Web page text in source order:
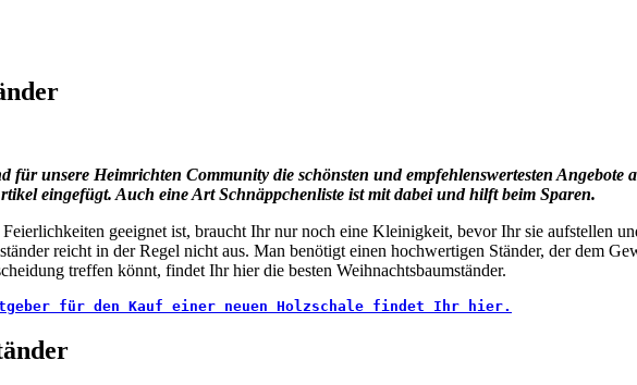
für unsere Heimrichten Community die schönsten und empfehlenswertesten
eingefügt. Auch eine Art Schnäppchenliste ist mit dabei und hilft beim Sparen.
geeignet ist, braucht Ihr nur noch eine Kleinigkeit, bevor Ihr sie aufstellen
reicht in der Regel nicht aus. Man benötigt einen hochwertigen Ständer, der dem
treffen könnt, findet Ihr hier die besten Weihnachtsbaumständer.
für den Kauf einer neuen Holzschale findet Ihr hier.